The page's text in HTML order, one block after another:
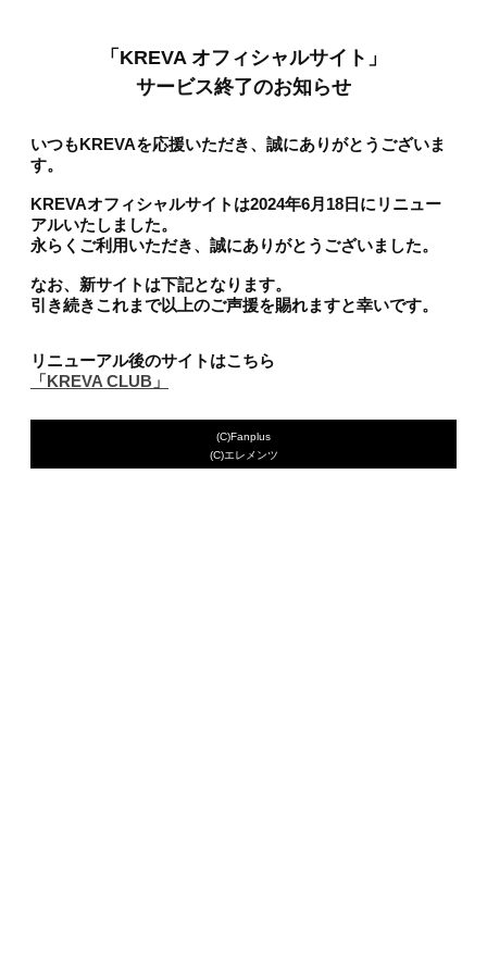
「KREVA オフィシャルサイト」
サービス終了のお知らせ
いつもKREVAを応援いただき、誠にありがとうございま
す。
KREVAオフィシャルサイトは2024年6月18日にリニュー
アルいたしました。
永らくご利用いただき、誠にありがとうございました。
なお、新サイトは下記となります。
引き続きこれまで以上のご声援を賜れますと幸いです。
リニューアル後のサイトはこちら
「KREVA CLUB」
(C)Fanplus
(C)エレメンツ